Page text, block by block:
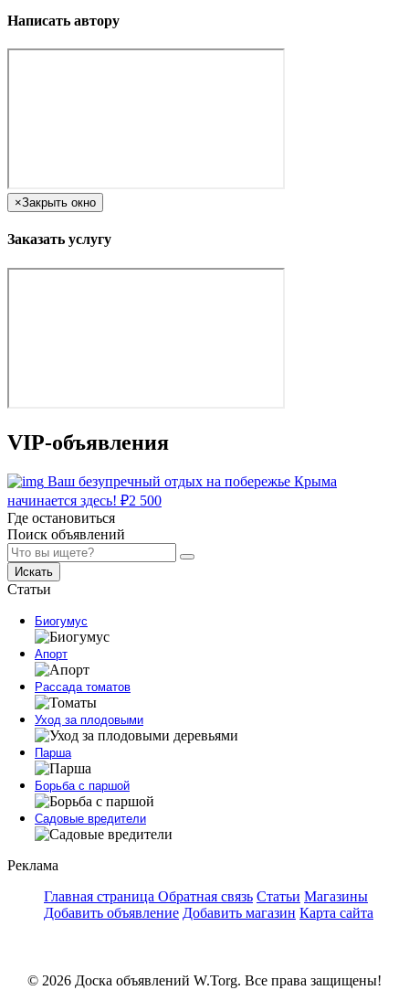
Написать автору
×Закрыть окно
Заказать услугу
VIP-объявления
Ваш безупречный отдых на побережье Крыма
начинается здесь! ₽2 500
Где остановиться
Поиск объявлений
Искать
Статьи
Биогумус
Апорт
Рассада томатов
Уход за плодовыми
Парша
Борьба с паршой
Садовые вредители
Реклама
Главная страница Обратная связь Статьи Магазины
Добавить объявление Добавить магазин Карта сайта
© 2026 Доска объявлений W.Torg. Все права защищены!